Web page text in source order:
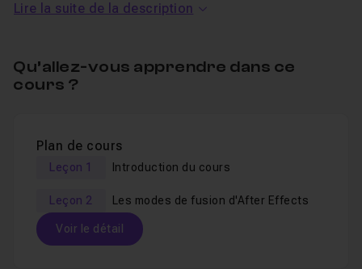
questions et vos demandes de tutoriels.
formation sur les bases de l'animation
.
Lire la suite de la description
Qu’allez-vous apprendre dans ce
cours ?
Plan de cours
Leçon 1 Introduction du cours
Leçon 2 Les modes de fusion d'After Effects
Voir le détail